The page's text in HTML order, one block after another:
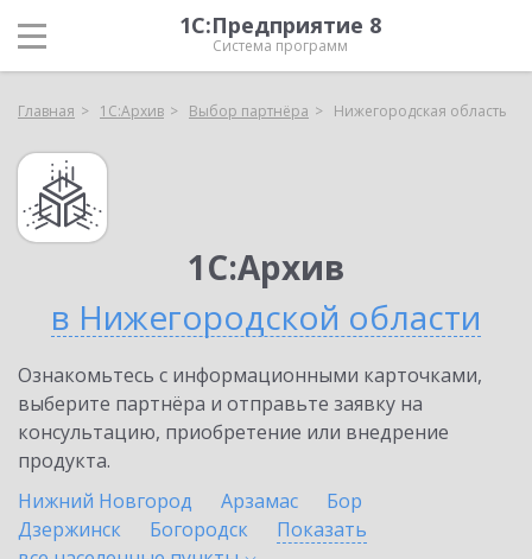
1С:Предприятие 8
Система программ
Главная 1С:Архив Выбор партнёра Нижегородская область
1С:Архив
в Нижегородской области
Ознакомьтесь с информационными карточками,
выберите партнёра и отправьте заявку на
консультацию, приобретение или внедрение
продукта.
Нижний Новгород
Арзамас
Бор
Дзержинск
Богородск
Показать